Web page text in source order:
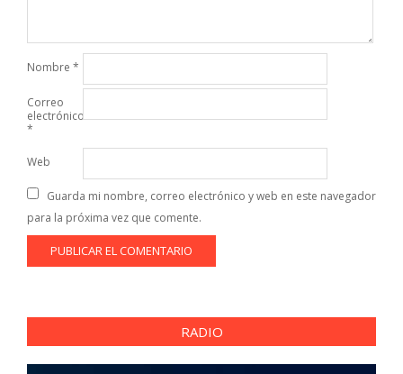
Nombre *
Correo
electrónico
*
Web
Guarda mi nombre, correo electrónico y web en este navegador
para la próxima vez que comente.
RADIO